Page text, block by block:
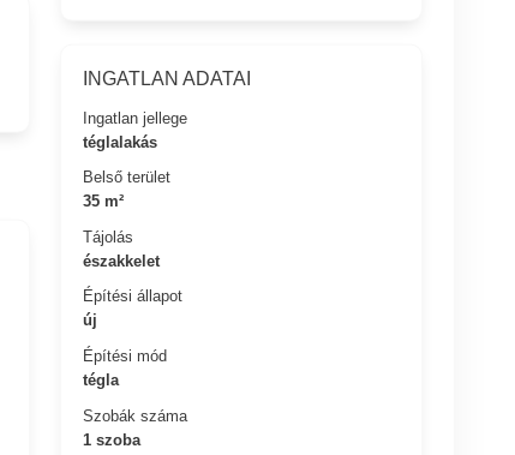
INGATLAN ADATAI
Ingatlan jellege
téglalakás
Belső terület
35 m²
Tájolás
északkelet
Építési állapot
új
Építési mód
tégla
Szobák száma
1 szoba